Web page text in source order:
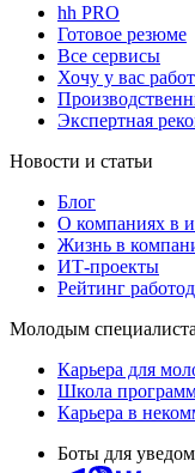
hh PRO
Готовое резюме
Все сервисы
Хочу у вас
Экспертная
Новости и статьи
Блог
О компаниях в
Жизнь в
ИТ-проекты
Рейтинг
Молодым
Карьера для
Школа
Карьера в
Боты для